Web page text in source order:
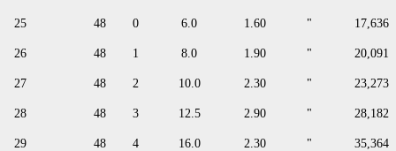
25 48 0 6.0 1.60 " 17,636
26 48 1 8.0 1.90 " 20,091
27 48 2 10.0 2.30 " 23,273
28 48 3 12.5 2.90 " 28,182
29 48 4 16.0 2.30 " 35,364